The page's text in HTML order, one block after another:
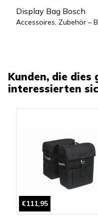
Display Bag Bosch
Accessoires, Zubehör –
Kunden, die dies
interessierten
€111,95